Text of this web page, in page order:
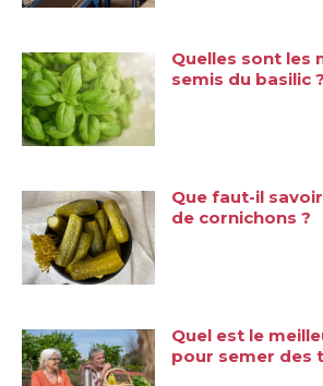
Quelles sont les
semis du basilic ?
Que faut-il
de cornichons ?
Quel est le
pour semer des